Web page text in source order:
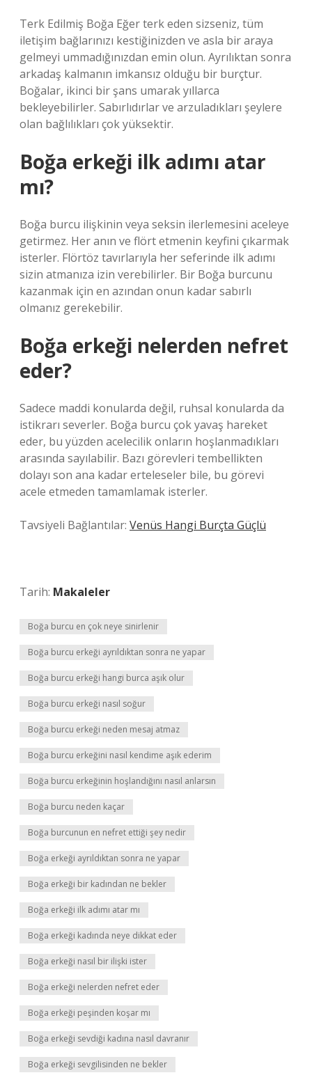
Terk Edilmiş Boğa Eğer terk eden sizseniz, tüm
iletişim bağlarınızı kestiğinizden ve asla bir araya
gelmeyi ummadığınızdan emin olun. Ayrılıktan sonra
arkadaş kalmanın imkansız olduğu bir burçtur.
Boğalar, ikinci bir şans umarak yıllarca
bekleyebilirler. Sabırlıdırlar ve arzuladıkları şeylere
olan bağlılıkları çok yüksektir.
Boğa erkeği ilk adımı atar
mı?
Boğa burcu ilişkinin veya seksin ilerlemesini aceleye
getirmez. Her anın ve flört etmenin keyfini çıkarmak
isterler. Flörtöz tavırlarıyla her seferinde ilk adımı
sizin atmanıza izin verebilirler. Bir Boğa burcunu
kazanmak için en azından onun kadar sabırlı
olmanız gerekebilir.
Boğa erkeği nelerden nefret
eder?
Sadece maddi konularda değil, ruhsal konularda da
istikrarı severler. Boğa burcu çok yavaş hareket
eder, bu yüzden acelecilik onların hoşlanmadıkları
arasında sayılabilir. Bazı görevleri tembellikten
dolayı son ana kadar erteleseler bile, bu görevi
acele etmeden tamamlamak isterler.
Tavsiyeli Bağlantılar: Venüs Hangi Burçta Güçlü
Tarih: Makaleler
Boğa burcu en çok neye sinirlenir
Boğa burcu erkeği ayrıldıktan sonra ne yapar
Boğa burcu erkeği hangi burca aşık olur
Boğa burcu erkeği nasıl soğur
Boğa burcu erkeği neden mesaj atmaz
Boğa burcu erkeğini nasıl kendime aşık ederim
Boğa burcu erkeğinin hoşlandığını nasıl anlarsın
Boğa burcu neden kaçar
Boğa burcunun en nefret ettiği şey nedir
Boğa erkeği ayrıldıktan sonra ne yapar
Boğa erkeği bir kadından ne bekler
Boğa erkeği ilk adımı atar mı
Boğa erkeği kadında neye dikkat eder
Boğa erkeği nasıl bir ilişki ister
Boğa erkeği nelerden nefret eder
Boğa erkeği peşinden koşar mı
Boğa erkeği sevdiği kadına nasıl davranır
Boğa erkeği sevgilisinden ne bekler